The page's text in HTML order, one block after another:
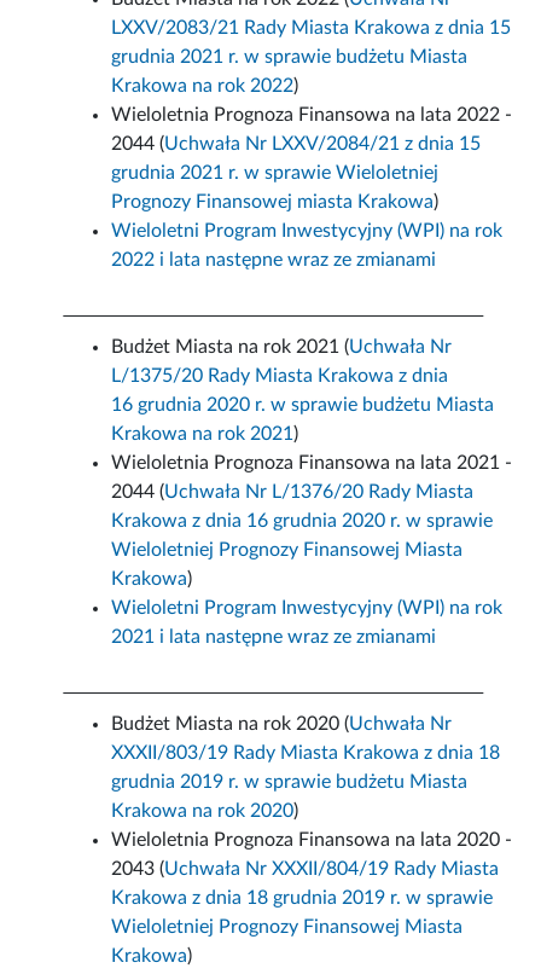
LXXV/2083/21 Rady Miasta Krakowa z dnia 15
grudnia 2021 r. w sprawie budżetu Miasta
Krakowa na rok 2022)
Wieloletnia Prognoza Finansowa na lata 2022 -
2044 (Uchwała Nr LXXV/2084/21 z dnia 15
grudnia 2021 r. w sprawie Wieloletniej
Prognozy Finansowej miasta Krakowa)
Wieloletni Program Inwestycyjny (WPI) na rok
2022 i lata następne wraz ze zmianami
Budżet Miasta na rok 2021 (Uchwała Nr
L/1375/20 Rady Miasta Krakowa z dnia
16 grudnia 2020 r. w sprawie budżetu Miasta
Krakowa na rok 2021)
Wieloletnia Prognoza Finansowa na lata 2021 -
2044 (Uchwała Nr L/1376/20 Rady Miasta
Krakowa z dnia 16 grudnia 2020 r. w sprawie
Wieloletniej Prognozy Finansowej Miasta
Krakowa)
Wieloletni Program Inwestycyjny (WPI) na rok
2021 i lata następne wraz ze zmianami
Budżet Miasta na rok 2020 (Uchwała Nr
XXXII/803/19 Rady Miasta Krakowa z dnia 18
grudnia 2019 r. w sprawie budżetu Miasta
Krakowa na rok 2020)
Wieloletnia Prognoza Finansowa na lata 2020 -
2043 (Uchwała Nr XXXII/804/19 Rady Miasta
Krakowa z dnia 18 grudnia 2019 r. w sprawie
Wieloletniej Prognozy Finansowej Miasta
Krakowa)